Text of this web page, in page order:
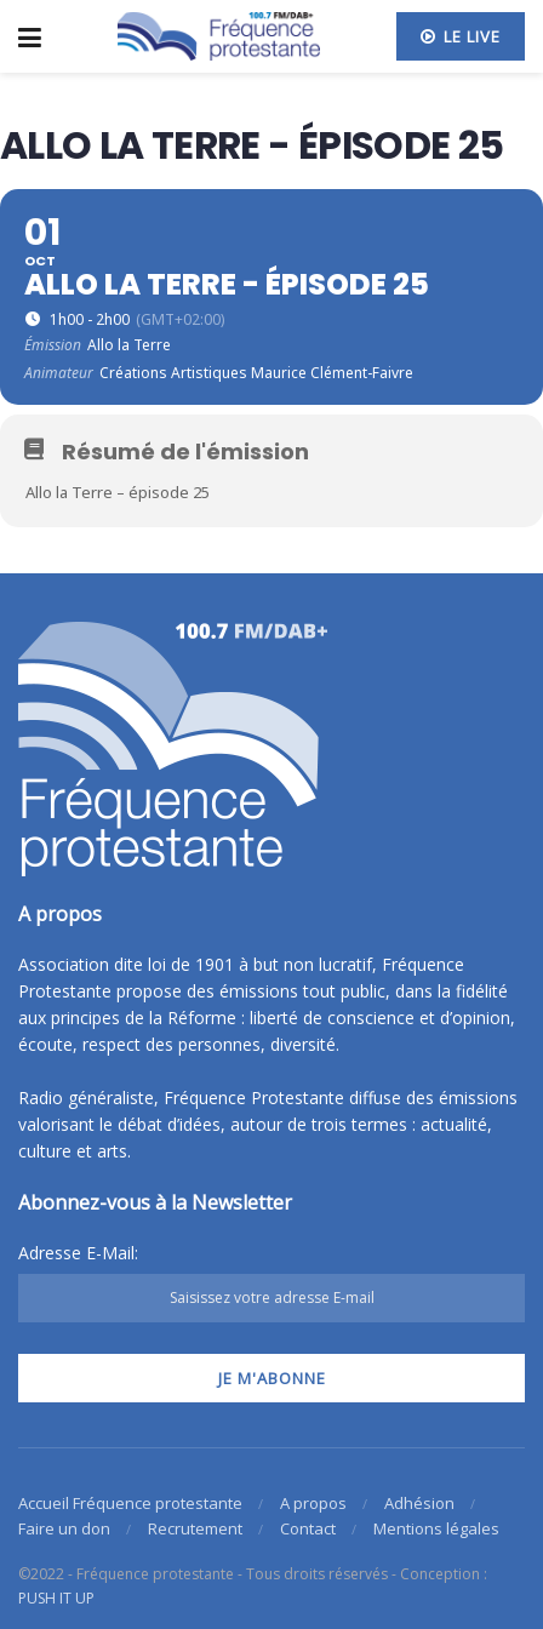
LE LIVE
ALLO LA TERRE - ÉPISODE 25
01
OCT
ALLO LA TERRE - ÉPISODE 25
1h00 - 2h00 (GMT+02:00)
Émission Allo la Terre
Animateur Créations Artistiques Maurice Clément-Faivre
Résumé de l'émission
Allo la Terre – épisode 25
A propos
Association dite loi de 1901 à but non lucratif, Fréquence
Protestante propose des émissions tout public, dans la fidélité
aux principes de la Réforme : liberté de conscience et d’opinion,
écoute, respect des personnes, diversité.
Radio généraliste, Fréquence Protestante diffuse des émissions
valorisant le débat d’idées, autour de trois termes : actualité,
culture et arts.
Abonnez-vous à la Newsletter
Adresse E-Mail:
Accueil Fréquence protestante A propos
Adhésion
Faire un don
Recrutement Contact Mentions légales
©2022 - Fréquence protestante - Tous droits réservés - Conception :
PUSH IT UP